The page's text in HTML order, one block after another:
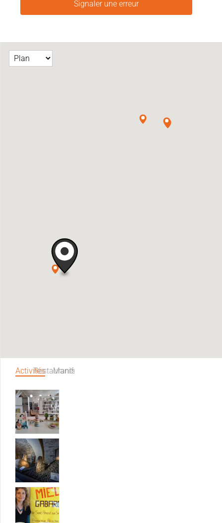
Signaler une erreur
ActivitésRestaurantsManifestations